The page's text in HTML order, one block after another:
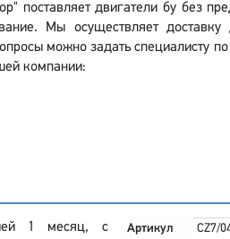
поставляет двигатели бу без
Мы осуществляет доставку
можно задать специалисту
компании:
1 месяц, с
Артикул
CZ7/